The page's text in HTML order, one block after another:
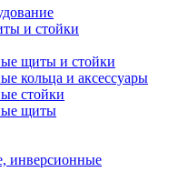
и стойки
щиты и стойки
кольца и аксессуары
стойки
щиты
инверсионные